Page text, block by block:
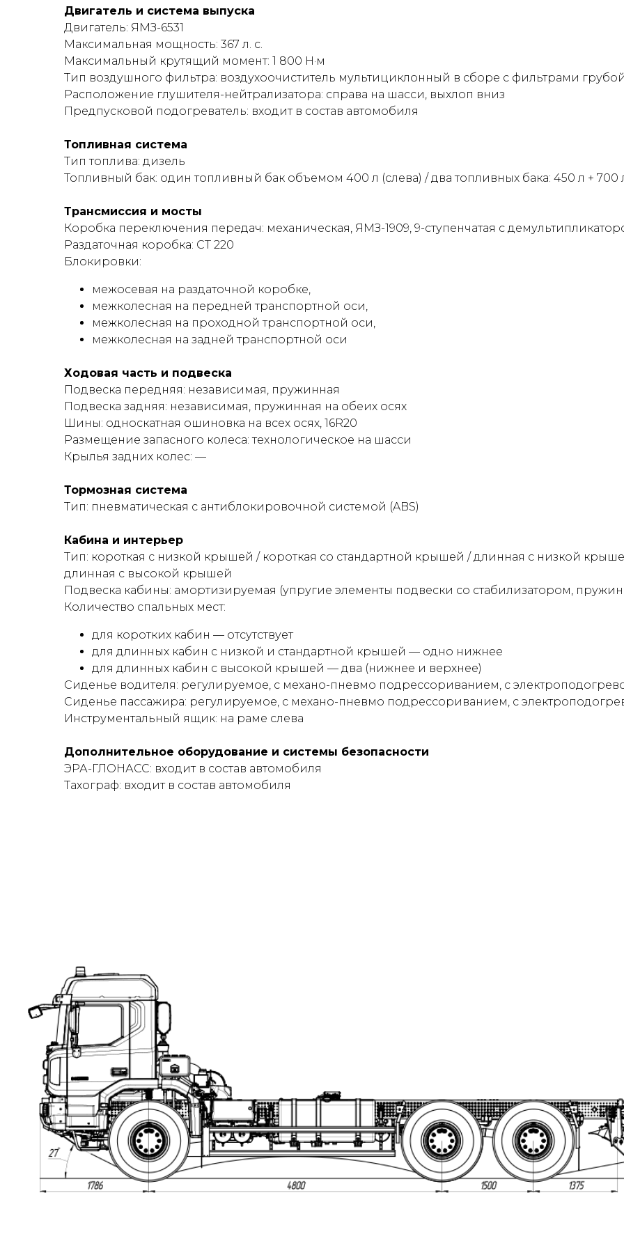
Двигатель и система выпуска
Двигатель: ЯМЗ-6531
Максимальная мощность: 367 л. с.
Максимальный крутящий момент: 1 800 Н·м
Тип воздушного фильтра: воздухоочиститель мультициклонный в сборе с фильтрами
Расположение глушителя-нейтрализатора: справа на шасси, выхлоп вниз
Предпусковой подогреватель: входит в состав автомобиля
Топливная система
Тип топлива: дизель
Топливный бак: один топливный бак объемом 400 л (слева) / два топливных бака: 450 л + 700
Трансмиссия и мосты
Коробка переключения передач: механическая, ЯМЗ-1909, 9-ступенчатая с
Раздаточная коробка: СТ 220
Блокировки:
межосевая на раздаточной коробке,
межколесная на передней транспортной оси,
межколесная на проходной транспортной оси,
межколесная на задней транспортной оси
Ходовая часть и подвеска
Подвеска передняя: независимая, пружинная
Подвеска задняя: независимая, пружинная на обеих осях
Шины: односкатная ошиновка на всех осях, 16R20
Размещение запасного колеса: технологическое на шасси
Крылья задних колес: —
Тормозная система
Тип: пневматическая с антиблокировочной системой (ABS)
Кабина и интерьер
Тип: короткая с низкой крышей / короткая со стандартной крышей / длинная с низкой
длинная с высокой крышей
Подвеска кабины: амортизируемая (упругие элементы подвески со стабилизатором,
Количество спальных мест:
для коротких кабин — отсутствует
для длинных кабин с низкой и стандартной крышей — одно нижнее
для длинных кабин с высокой крышей — два (нижнее и верхнее)
Сиденье водителя: регулируемое, с механо-пневмо подрессориванием, с
Сиденье пассажира: регулируемое, с механо-пневмо подрессориванием, с
Инструментальный ящик: на раме слева
Дополнительное оборудование и системы безопасности
ЭРА-ГЛОНАСС: входит в состав автомобиля
Тахограф: входит в состав автомобиля